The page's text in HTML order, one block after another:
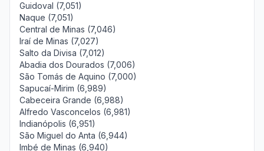
Guidoval (7,051)
Naque (7,051)
Central de Minas (7,046)
Iraí de Minas (7,027)
Salto da Divisa (7,012)
Abadia dos Dourados (7,006)
São Tomás de Aquino (7,000)
Sapucaí-Mirim (6,989)
Cabeceira Grande (6,988)
Alfredo Vasconcelos (6,981)
Indianópolis (6,951)
São Miguel do Anta (6,944)
Imbé de Minas (6,940)